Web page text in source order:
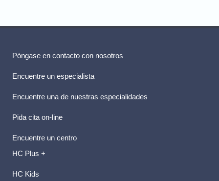
Póngase en contacto con nosotros
Encuentre un especialista
Encuentre una de nuestras especialidades
Pida cita on-line
Encuentre un centro
HC Plus +
HC Kids